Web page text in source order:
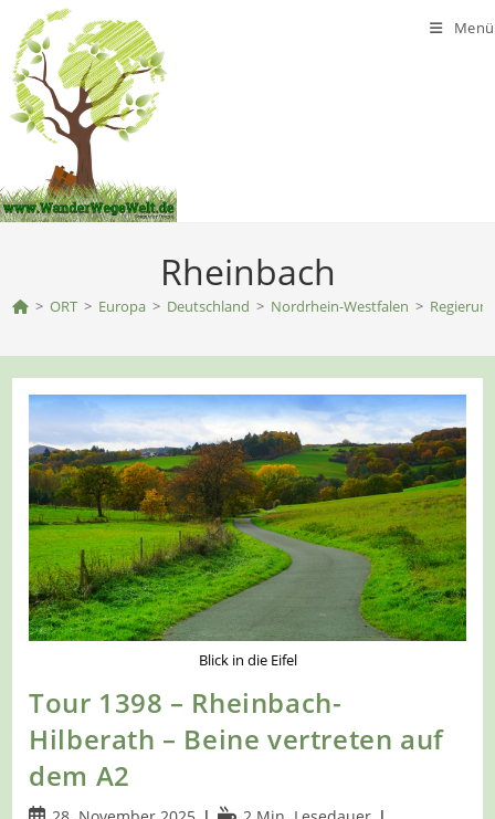
Inhalt
springen
Menü
Rheinbach
> ORT > Europa > Deutschland > Nordrhein-Westfalen >
Blick in die Eifel
Tour 1398 – Rheinbach-
Hilberath – Beine vertreten auf
dem A2